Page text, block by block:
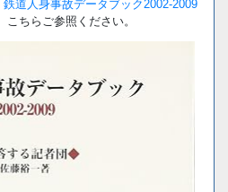
鉄道人身事故データブック2002-2009
ちらご参照ください。